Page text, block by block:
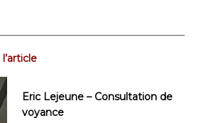
Eric Lejeune – Consultation de
voyance